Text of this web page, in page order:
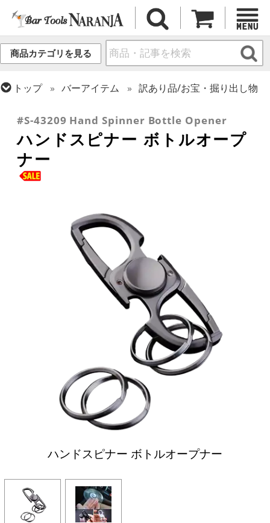
商品カテゴリを見る
トップ バーアイテム
訳あり品/お宝・掘り出し物
#S-43209 Hand Spinner Bottle Opener
ハンドスピナー ボトルオープ
ナー
ハンドスピナー ボトルオープナー